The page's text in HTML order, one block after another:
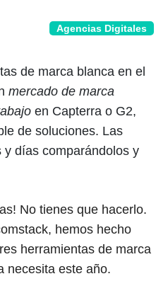
Agencias Digitales
de marca blanca en el
mercado de marca
en Capterra o G2,
de soluciones. Las
días comparándolos y
No tienes que hacerlo.
hemos hecho
herramientas de marca
necesita este año.